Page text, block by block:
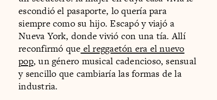
escondió el pasaporte, lo quería para
siempre como su hijo. Escapó y viajó a
Nueva York, donde vivió con una tía. Allí
reconfirmó que el reggaetón era el nuevo
pop, un género musical cadencioso, sensual
y sencillo que cambiaría las formas de la
industria.